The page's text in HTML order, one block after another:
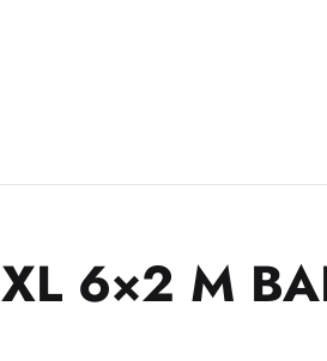
XL 6×2 M